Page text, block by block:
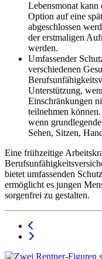
Lebensmonat
Option auf eine
abgeschlossen
der erstmaligen
werden.
Umfassender
verschiedenen
Unterstützung,
Einschränkungen
teilnehmen
wenn
Sehen, Sitzen,
Eine frühzeitige
bietet umfassenden
ermöglicht es jungen
sorgenfrei zu gestalten.